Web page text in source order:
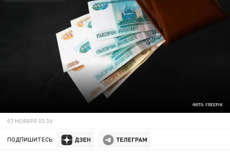
ФОТО: FREEPIK
07 НОЯБРЯ 03:36
ПОДПИШИТЕСЬ: